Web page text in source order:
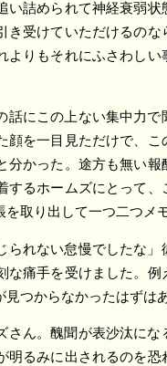
い詰められて神経衰弱状
き受けていただけるのな
よりもそれにふさわしい
話にこの上ない集中力で
を一目見ただけで、こ
分かった。途方も無い報
するホームズにとって、
取り出して一つ二つメ
られない怠慢でしたな」
な痛手を受けました。
つからなかったはずは
さん。醜聞が表沙汰にな
るみに出されるのを恐